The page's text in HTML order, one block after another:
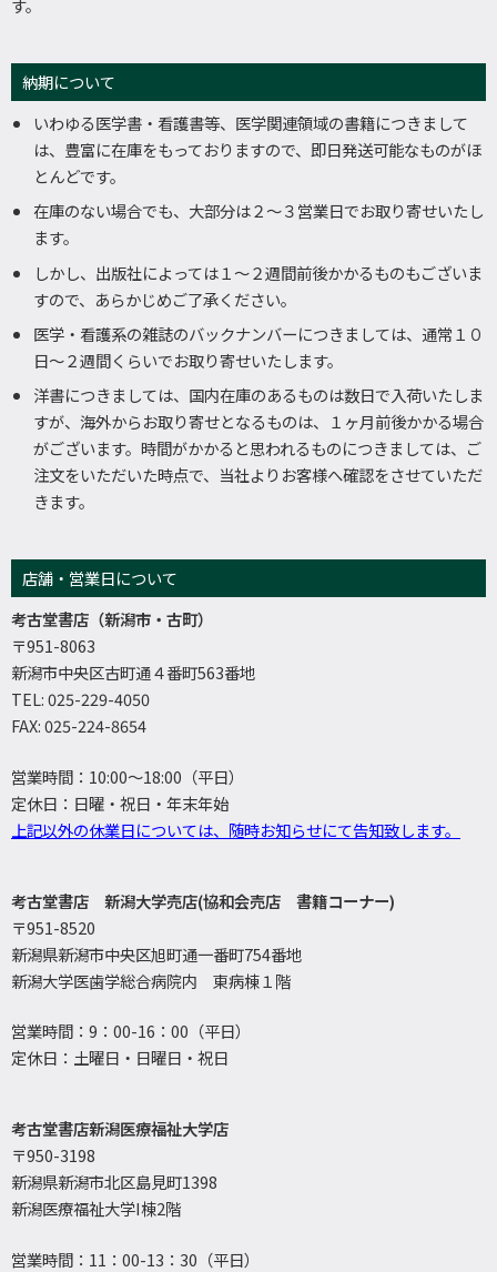
す。
納期について
いわゆる医学書・看護書等、医学関連領域の書籍につきまして
は、豊富に在庫をもっておりますので、即日発送可能なものがほ
とんどです。
在庫のない場合でも、大部分は２～３営業日でお取り寄せいたし
ます。
しかし、出版社によっては１～２週間前後かかるものもございま
すので、あらかじめご了承ください。
医学・看護系の雑誌のバックナンバーにつきましては、通常１０
日～２週間くらいでお取り寄せいたします。
洋書につきましては、国内在庫のあるものは数日で入荷いたしま
すが、海外からお取り寄せとなるものは、１ヶ月前後かかる場合
がございます。時間がかかると思われるものにつきましては、ご
注文をいただいた時点で、当社よりお客様へ確認をさせていただ
きます。
店舗・営業日について
考古堂書店（新潟市・古町）
〒951-8063
新潟市中央区古町通４番町563番地
TEL: 025-229-4050
FAX: 025-224-8654
営業時間：10:00～18:00（平日）
定休日：日曜・祝日・年末年始
上記以外の休業日については、随時お知らせにて告知致します。
考古堂書店 新潟大学売店(協和会売店 書籍コーナー)
〒951-8520
新潟県新潟市中央区旭町通一番町754番地
新潟大学医歯学総合病院内 東病棟１階
営業時間：9：00-16：00（平日）
定休日：土曜日・日曜日・祝日
考古堂書店新潟医療福祉大学店
〒950-3198
新潟県新潟市北区島見町1398
新潟医療福祉大学I棟2階
営業時間：11：00-13：30（平日）